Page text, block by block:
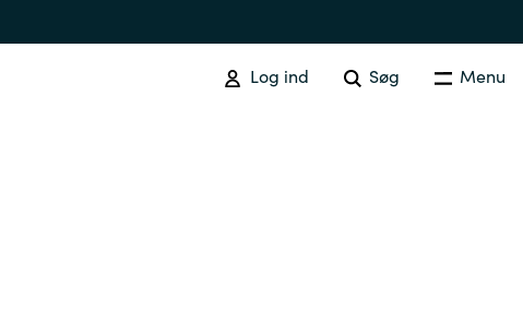
Log ind Søg Menu